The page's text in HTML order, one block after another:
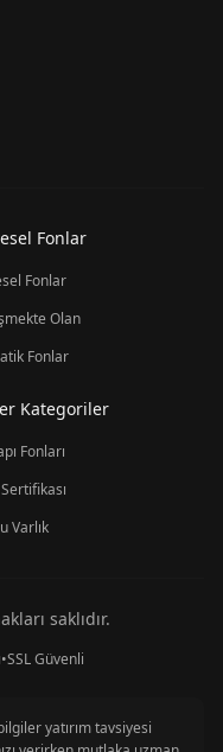
Fonlar
Fonlar
Olan
Fonlar
Kategoriler
Fonları
Varlık
saklıdır.
•SSL Güvenli
yatırım tavsiyesi